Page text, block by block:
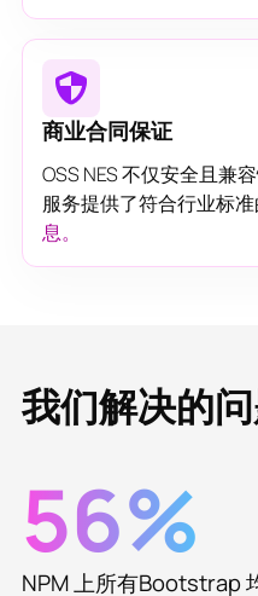
商业合同保证
OSS NES 不仅安全且兼
服务提供了符合行业标准
息。
我们解决的
56%
NPM 上所有Bootstrap